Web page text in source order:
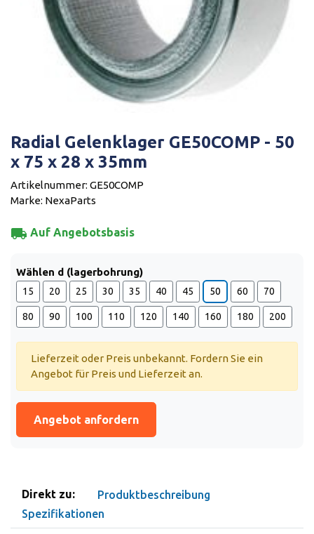
Radial Gelenklager GE50COMP - 50
x 75 x 28 x 35mm
Artikelnummer: GE50COMP
Marke: NexaParts
local_shipping Auf Angebotsbasis
Wählen d (lagerbohrung)
15 20 25 30 35 40 45 50 60 70
80 90 100 110 120 140 160 180 200
Lieferzeit oder Preis unbekannt. Fordern Sie ein
Angebot für Preis und Lieferzeit an.
Angebot anfordern
Direkt zu:
Produktbeschreibung
Spezifikationen